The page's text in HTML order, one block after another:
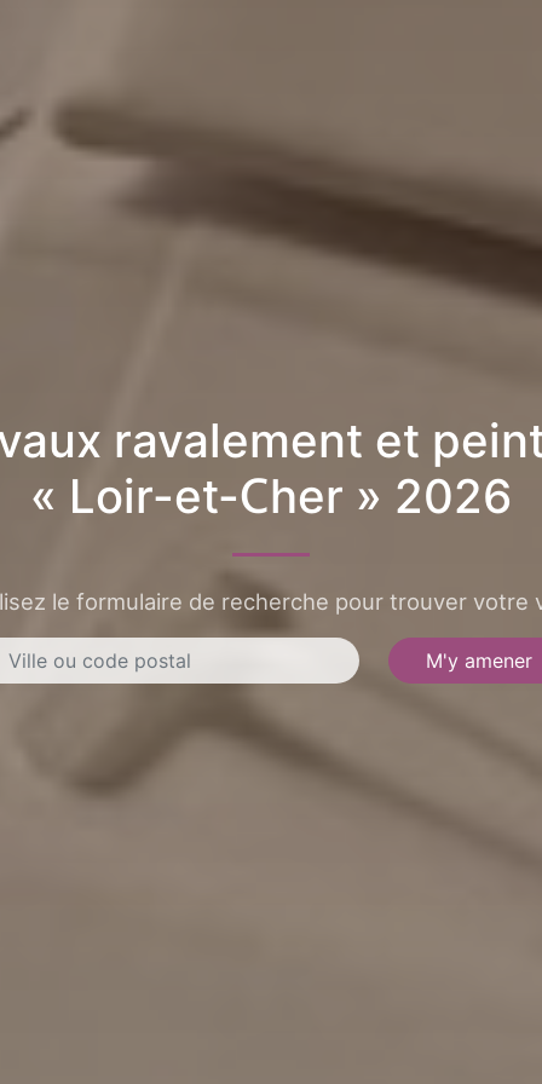
ravalement et
« Loir-et-Cher » 2026
le formulaire de recherche pour trouver votre
M'y amener